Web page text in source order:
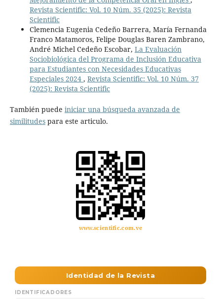
Revista Scientific: Vol. 10 Núm. 35 (2025): Revista
Scientific
Clemencia Eugenia Cedeño Barrera, María Fernanda
Franco Matamoros, Felipe Douglas Baren Zambrano,
André Michel Cedeño Escobar, La Evaluación
Sociobiológica del Programa de Inclusión Educativa
para Estudiantes con Necesidades Educativas
Especiales 2024 , Revista Scientific: Vol. 10 Núm. 37
(2025): Revista Scientific
También puede iniciar una búsqueda avanzada de
similitudespara este articulo.
www.scientific.com.ve